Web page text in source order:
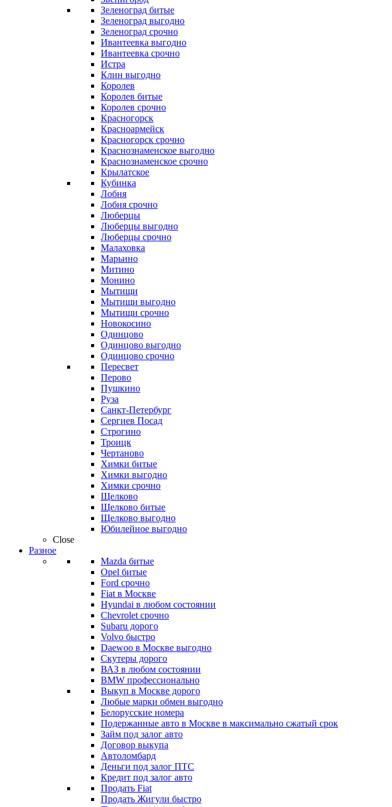
Зеленоград битые
Зеленоград выгодно
Зеленоград срочно
Ивантеевка выгодно
Ивантеевка срочно
Истра
Клин выгодно
Королев
Королев битые
Королев срочно
Красногорск
Красноармейск
Красногорск срочно
Краснознаменское выгодно
Краснознаменское срочно
Крылатское
Кубинка
Лобня
Лобня срочно
Люберцы
Люберцы выгодно
Люберцы срочно
Малаховка
Марьино
Митино
Монино
Мытищи
Мытищи выгодно
Мытищи срочно
Новокосино
Одинцово
Одинцово выгодно
Одинцово срочно
Пересвет
Перово
Пушкино
Руза
Санкт-Петербург
Сергиев Посад
Строгино
Троицк
Чертаново
Химки битые
Химки выгодно
Химки срочно
Щелково
Щелково битые
Щелково выгодно
Юбилейное выгодно
Close
Разное
Mazda битые
Opel битые
Ford срочно
Fiat в Москве
Hyundai в любом состоянии
Chevrolet срочно
Subaru дорого
Volvo быстро
Daewoo в Москве выгодно
Скутеры дорого
ВАЗ в любом состоянии
BMW профессионально
Выкуп в Москве дорого
Любые марки обмен выгодно
Белорусские номера
Подержанные авто в Москве в максимально сжатый срок
Займ под залог авто
Договор выкупа
Автоломбард
Деньги под залог ПТС
Кредит под залог авто
Продать Fiat
Продать Жигули быстро